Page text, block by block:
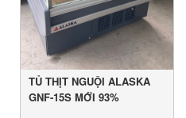
TỦ THỊT NGUỘI ALASKA
GNF-15S MỚI 93%